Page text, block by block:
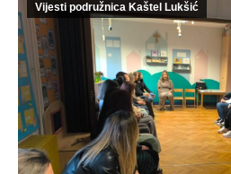
Vijesti podružnica Kaštel Lukšić